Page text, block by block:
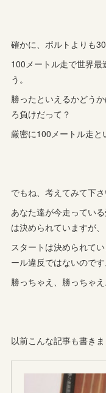
確かに、ボルトよりも
100メートル走で世界最
う。
勝ったといえるかどう
ろ負けだって？
厳密に100メートル走と
でもね、考えてみて下さ
あなた達が今走ってい
は決められていますが、
スタートは決められて
ール違反ではないのです
勝っちゃえ、勝っちゃえ
以前こんな記事も書きま